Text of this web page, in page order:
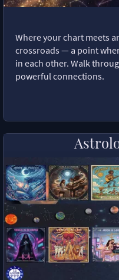
Where your chart meets
crossroads — a point
in each other. Walk
powerful connections.